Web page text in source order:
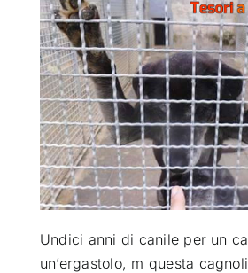
ATTUALITÀ
VIDEO
CHI SIAMO
RUBRICHE
SEMPRE CON ME
Undici anni di canile per un
un’ergastolo, m questa